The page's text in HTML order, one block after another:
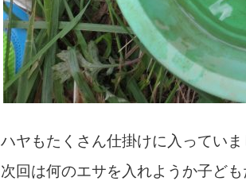
ハヤもたくさん仕掛けに入ってい
次回は何のエサを入れようか子ども